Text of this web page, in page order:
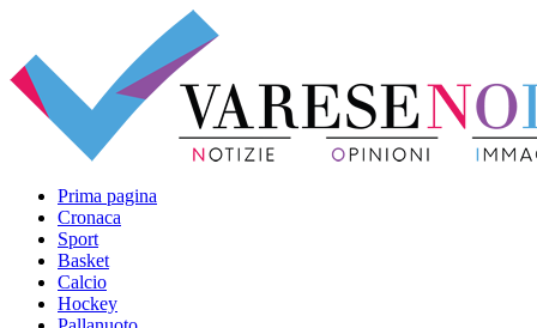
Prima pagina
Cronaca
Sport
Basket
Calcio
Hockey